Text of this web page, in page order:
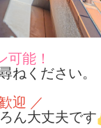
能！
ください。
迎 ／
ん大丈夫です